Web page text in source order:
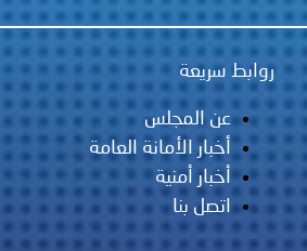
روابط سريعة
عن المجلس
أخبار الأمانة العامة
أخبار أمنية
اتصل بنا